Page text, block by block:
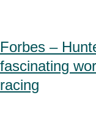
Forbes –
fascinating
racing